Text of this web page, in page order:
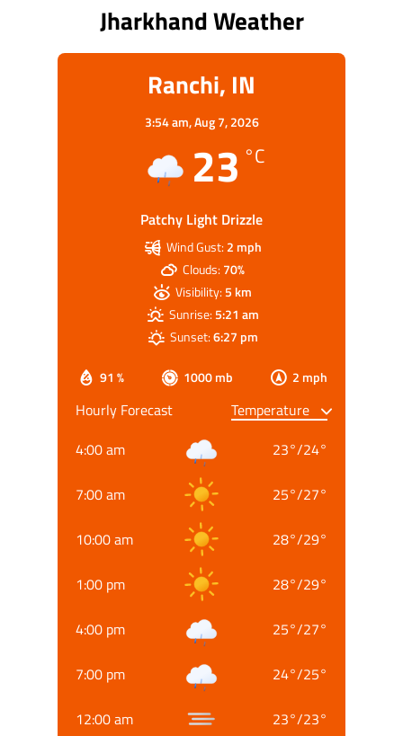
Jharkhand Weather
Ranchi, IN
3:54 am,Aug 7, 2026
23 °C
Patchy Light Drizzle
91 % 1000 mb 2 mph
Wind Gust: 2 mph
Clouds:70%
Visibility:5 km
Sunrise:5:21 am
Sunset:6:27 pm
Hourly Forecast
4:00 am
23°/24°
7:00 am 25°/27°
10:00 am 28°/29°
1:00 pm 28°/29°
4:00 pm 25°/27°
7:00 pm 24°/25°
12:00 am 23°/23°